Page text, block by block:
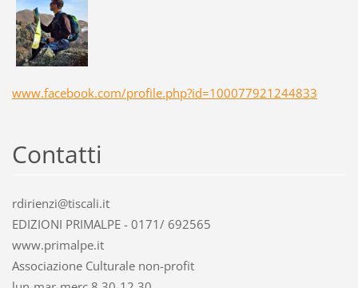
www.facebook.com/profile.php?id=100077921244833
Contatti
rdirienzi@tiscali.it
EDIZIONI PRIMALPE - 0171/ 692565
www.primalpe.it
Associazione Culturale non-profit